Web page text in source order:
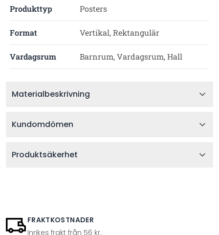
Produkttyp Posters
Format Vertikal, Rektangulär
Vardagsrum Barnrum, Vardagsrum, Hall
Materialbeskrivning
Kundomdömen
Produktsäkerhet
FRAKTKOSTNADER
Inrikes frakt från 56 kr.